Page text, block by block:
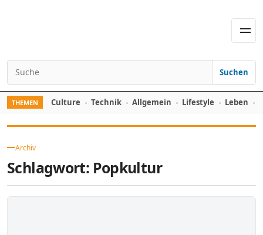
Search for:
Suchen
THEMEN Culture Technik Allgemein Lifestyle Leben
Archiv
Schlagwort: Popkultur